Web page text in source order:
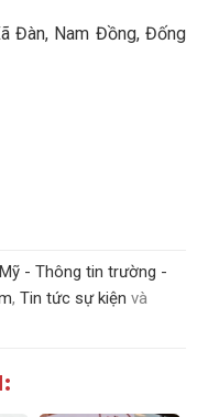
Đàn, Nam Đồng, Đống
- Thông tin trường -
, Tin tức sự kiện và